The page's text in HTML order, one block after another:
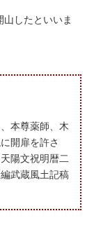
山したといいま
本尊薬師、木
開扉を許さ
陽文祝明暦二
武蔵風土記稿